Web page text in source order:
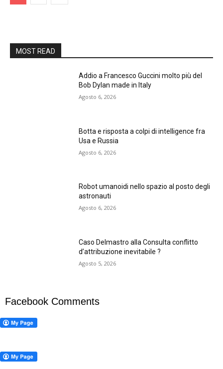
MOST READ
Addio a Francesco Guccini molto più del
Bob Dylan made in Italy
Agosto 6, 2026
Botta e risposta a colpi di intelligence fra
Usa e Russia
Agosto 6, 2026
Robot umanoidi nello spazio al posto degli
astronauti
Agosto 6, 2026
Caso Delmastro alla Consulta conflitto
d’attribuzione inevitabile ?
Agosto 5, 2026
Facebook Comments